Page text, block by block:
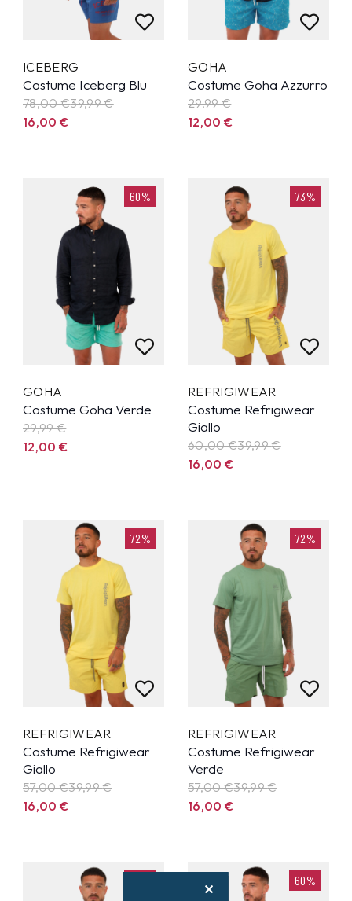
ICEBERG
Costume Iceberg Blu
78,00 €39,99€
16,00€
GOHA
Costume Goha Azzurro
29,99€
12,00€
60%
GOHA
Costume Goha Verde
29,99€
12,00€
73%
REFRIGIWEAR
Costume Refrigiwear
Giallo
60,00 €39,99€
16,00€
72%
REFRIGIWEAR
Costume Refrigiwear
Giallo
57,00 €39,99€
16,00€
72%
REFRIGIWEAR
Costume Refrigiwear
Verde
57,00 €39,99€
16,00€
60%